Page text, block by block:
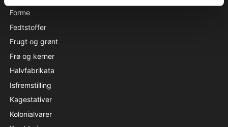
Forme
Fedtstoffer
Frugt og grønt
Frø og kerner
Halvfabrikata
Isfremstilling
Kagestativer
Kolonialvarer